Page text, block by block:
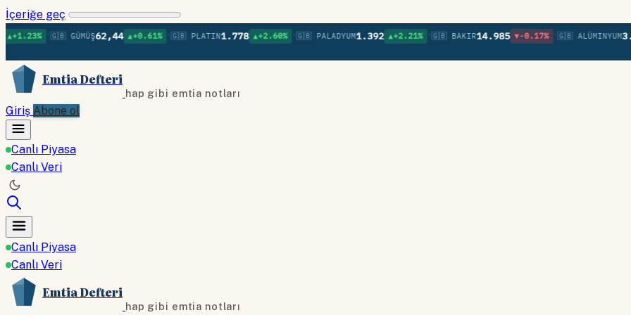
İçeriğe geç
•🇬🇧 GÜMÜŞ62,44 ▲+0.61% •🇬🇧 PLATIN1.778 ▲+2.60% •🇬🇧 PALADYUM1.392 ▲+2.21% •🇬🇧 BAKIR14.985 ▼-0.17% •🇬🇧 ALÜMINYUM3.247
Emtia Defteri
hap gibi emtia notları
Giriş Abone ol
Canlı Piyasa
Canlı Veri
Canlı Piyasa
Canlı Veri
Emtia Defteri
hap gibi emtia notları